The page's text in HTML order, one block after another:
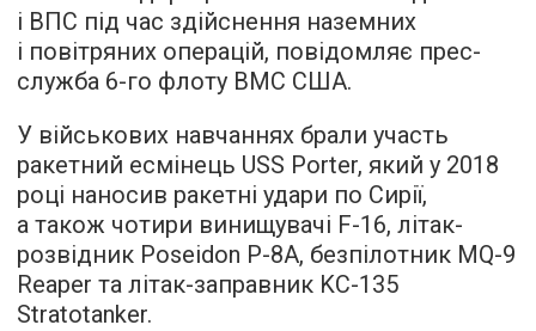
і ВПС під час здійснення наземних
і повітряних операцій, повідомляє прес-
служба 6-го флоту ВМС США.
У військових навчаннях брали участь
ракетний есмінець USS Porter, який у 2018
році наносив ракетні удари по Сирії,
а також чотири винищувачі F-16, літак-
розвідник Poseidon P-8A, безпілотник MQ-9
Reaper та літак-заправник KC-135
Stratotanker.